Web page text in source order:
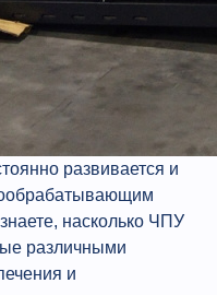
развивается и
насколько ЧПУ
различными
и